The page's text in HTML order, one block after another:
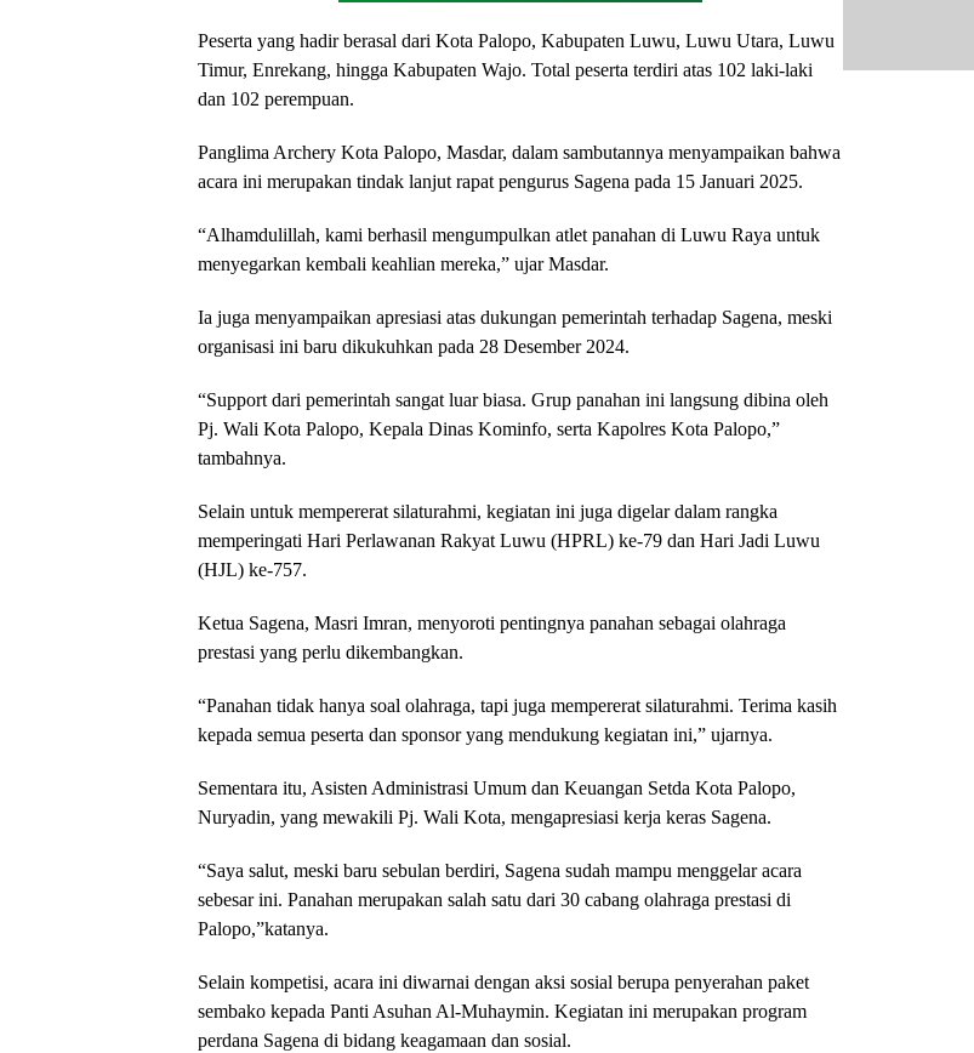
Peserta yang hadir berasal dari Kota Palopo, Kabupaten Luwu, Luwu Utara, Luwu
Timur, Enrekang, hingga Kabupaten Wajo. Total peserta terdiri atas 102 laki-laki
dan 102 perempuan.
Panglima Archery Kota Palopo, Masdar, dalam sambutannya menyampaikan bahwa
acara ini merupakan tindak lanjut rapat pengurus Sagena pada 15 Januari 2025.
“Alhamdulillah, kami berhasil mengumpulkan atlet panahan di Luwu Raya untuk
menyegarkan kembali keahlian mereka,” ujar Masdar.
Ia juga menyampaikan apresiasi atas dukungan pemerintah terhadap Sagena, meski
organisasi ini baru dikukuhkan pada 28 Desember 2024.
“Support dari pemerintah sangat luar biasa. Grup panahan ini langsung dibina oleh
Pj. Wali Kota Palopo, Kepala Dinas Kominfo, serta Kapolres Kota Palopo,”
tambahnya.
Selain untuk mempererat silaturahmi, kegiatan ini juga digelar dalam rangka
memperingati Hari Perlawanan Rakyat Luwu (HPRL) ke-79 dan Hari Jadi Luwu
(HJL) ke-757.
Ketua Sagena, Masri Imran, menyoroti pentingnya panahan sebagai olahraga
prestasi yang perlu dikembangkan.
“Panahan tidak hanya soal olahraga, tapi juga mempererat silaturahmi. Terima kasih
kepada semua peserta dan sponsor yang mendukung kegiatan ini,” ujarnya.
Sementara itu, Asisten Administrasi Umum dan Keuangan Setda Kota Palopo,
Nuryadin, yang mewakili Pj. Wali Kota, mengapresiasi kerja keras Sagena.
“Saya salut, meski baru sebulan berdiri, Sagena sudah mampu menggelar acara
sebesar ini. Panahan merupakan salah satu dari 30 cabang olahraga prestasi di
Palopo,”katanya.
Selain kompetisi, acara ini diwarnai dengan aksi sosial berupa penyerahan paket
sembako kepada Panti Asuhan Al-Muhaymin. Kegiatan ini merupakan program
perdana Sagena di bidang keagamaan dan sosial.